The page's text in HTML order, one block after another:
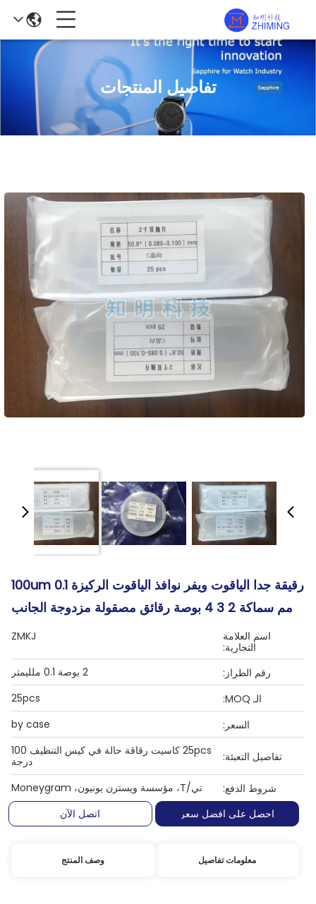
تفاصيل المنتجات
رقيقة جدا الياقوت ويفر نوافذ الياقوت الركيزة 100um 0.1
مم سماكة 2 3 4 بوصة رقائق مصقولة مزدوجة الجانب
اسم العلامة
التجارية:
ZMKJ
رقم الطراز:
2 بوصة 0.1 ملليمتر
الـ MOQ:
25pcs
السعر:
by case
تفاصيل التعبئة:
25pcs كاسيت رقاقة حالة في كيس التنظيف 100
درجة
شروط الدفع:
تي/T، مؤسسة ويسترن يونيون، Moneygram
احصل على افضل سعر
اتصل الآن
معلومات تفاصيل وصف المنتج